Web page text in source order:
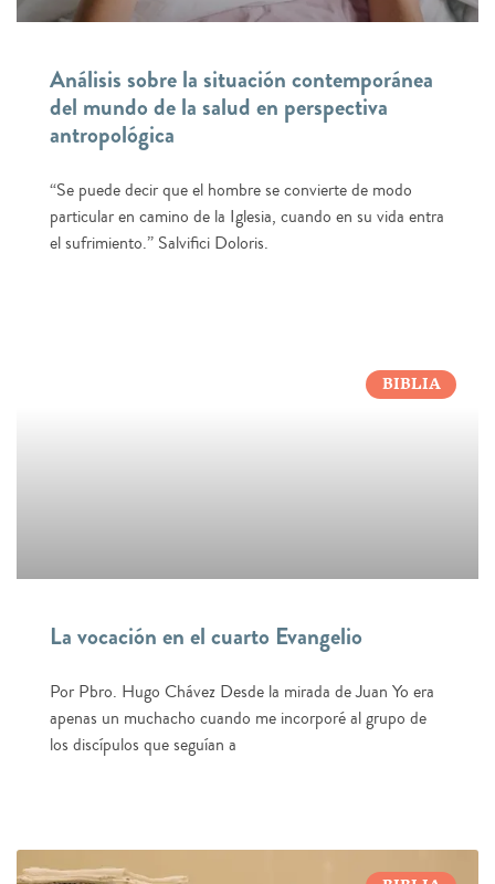
Análisis sobre la situación contemporánea
del mundo de la salud en perspectiva
antropológica
“Se puede decir que el hombre se convierte de modo
particular en camino de la Iglesia, cuando en su vida entra
el sufrimiento.” Salvifici Doloris.
BIBLIA
La vocación en el cuarto Evangelio
Por Pbro. Hugo Chávez Desde la mirada de Juan Yo era
apenas un muchacho cuando me incorporé al grupo de
los discípulos que seguían a